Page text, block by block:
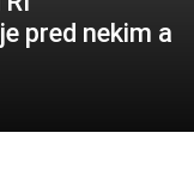
pred nekim a